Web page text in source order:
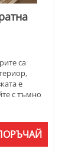
са
е
с тъмно